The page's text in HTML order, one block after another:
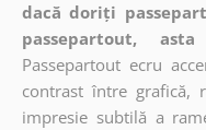
dacă doriți
passepartout,
Passepartout ecru
contrast între grafică,
impresie subtilă a